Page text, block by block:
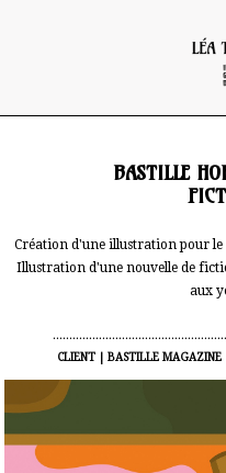
BASTILLE
Création d'une illustration pour
Illustration d'une nouvelle de
aux
CLIENT | BASTILLE